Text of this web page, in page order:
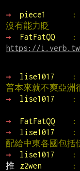
→
piece1
:
沒有能力貶
→
FatFatQQ
https://i.verb.tw/
→ lise1017
:
普本來就不爽亞洲
→
lise1017
:
→
FatFatQQ :
→
lise1017
:
配給中東各國包括
→
lise1017 :
推
z2wen :